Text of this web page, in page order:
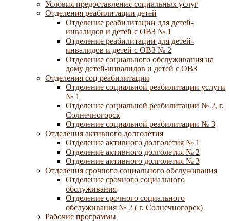
Условия предоставления социальных услуг
Отделения реабилитации детей
Отделение реабилитации для детей-
инвалидов и детей с ОВЗ № 1
Отделение реабилитации для детей-
инвалидов и детей с ОВЗ № 2
Отделение социального обслуживания на
дому детей-инвалидов и детей с ОВЗ
Отделения соц реабилитации
Отделение социальной реабилитации услуги
№ 1
Отделение социальной реабилитации № 2, г.
Солнечногорск
Отделение социальной реабилитации № 3
Отделения активного долголетия
Отделение активного долголетия № 1
Отделение активного долголетия № 2
Отделение активного долголетия № 3
Отделения срочного социального обслуживания
Отделение срочного социального
обслуживания
Отделение срочного социального
обслуживания № 2 ( г. Солнечногорск)
Рабочие программы